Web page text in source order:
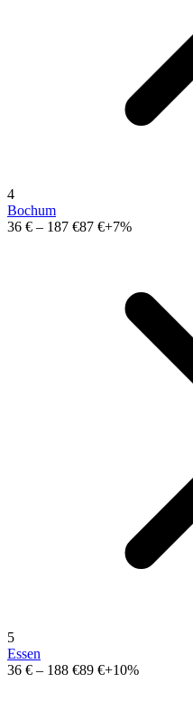
4
Bochum
36 € – 187 €87 €+7%
5
Essen
36 € – 188 €89 €+10%